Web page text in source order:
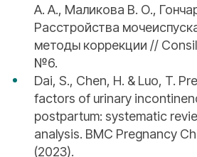
А. А., Маликова В. О.,
Расстройства
методы коррекции //
№6.
Dai, S., Chen, H. & Luo, T.
factors of urinary
postpartum: systematic
analysis. BMC Pregnancy
(2023).